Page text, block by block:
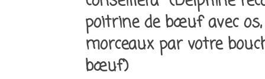
poitrine de bœuf avec os,
morceaux par votre
bœuf)